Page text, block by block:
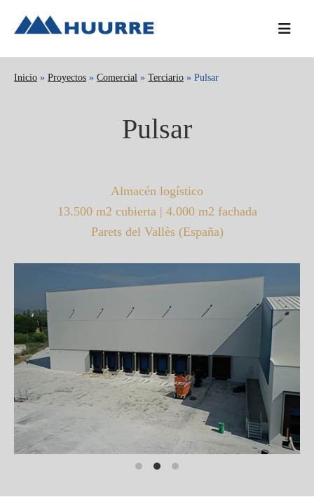
navegación
principal
barra
Inicio » Proyectos » Comercial » Terciario » Pulsar
Pulsar
Almacén logístico
13.500 m2 cubierta | 4.000 m2 fachada
Parets del Vallès (España)